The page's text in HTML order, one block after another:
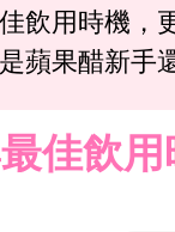
飲用時機，
蘋果醋新手
佳飲